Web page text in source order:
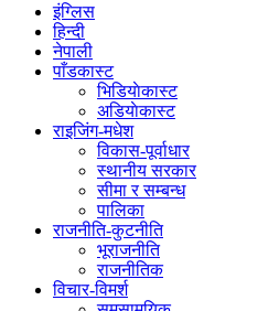
इंग्लिस
हिन्दी
नेपाली
पाँडकास्ट
भिडियाेकास्ट
अडियाेकास्ट
राइजिंग-मधेश
विकास-पूर्वाधार
स्थानीय सरकार
सीमा र सम्बन्ध
पालिका
राजनीति-कुटनीति
भूराजनीति
राजनीतिक
विचार-विमर्श